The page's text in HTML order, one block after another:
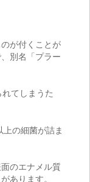
が付くことが
別名「プラー
てしまうた
の細菌が詰ま
のエナメル質
あります。